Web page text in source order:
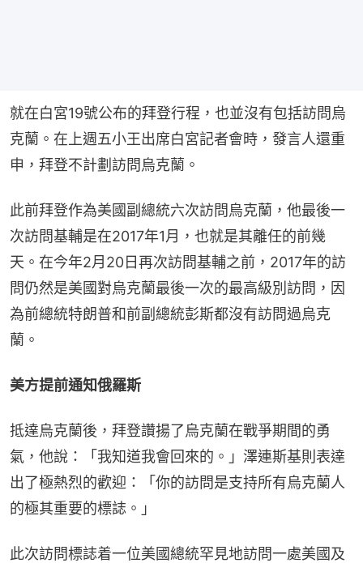
就在白宮19號公布的拜登行程，也並沒有包括訪問烏
克蘭。在上週五小王出席白宮記者會時，發言人還重
申，拜登不計劃訪問烏克蘭。
此前拜登作為美國副總統六次訪問烏克蘭，他最後一
次訪問基輔是在2017年1月，也就是其離任的前幾
天。在今年2月20日再次訪問基輔之前，2017年的訪
問仍然是美國對烏克蘭最後一次的最高級別訪問，因
為前總統特朗普和前副總統彭斯都沒有訪問過烏克
蘭。
美方提前通知俄羅斯
抵達烏克蘭後，拜登讚揚了烏克蘭在戰爭期間的勇
氣，他說：「我知道我會回來的。」澤連斯基則表達
出了極熱烈的歡迎：「你的訪問是支持所有烏克蘭人
的極其重要的標誌。」
此次訪問標誌着一位美國總統罕見地訪問一處美國及